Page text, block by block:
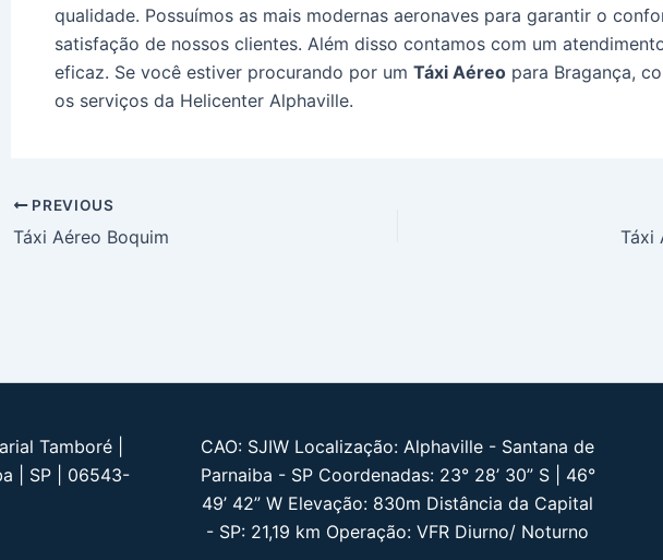
qualidade. Possuímos as mais modernas aeronaves para garantir o
satisfação de nossos clientes. Além disso contamos com um
eficaz. Se você estiver procurando por um Táxi Aéreo para Bragança,
os serviços da Helicenter Alphaville.
Post
navigation
PREVIOUS
Táxi Aéreo Boquim Táxi
Tamboré |
| SP | 06543-
CAO: SJIW Localização: Alphaville - Santana de
Parnaiba - SP Coordenadas: 23° 28’ 30” S | 46°
49’ 42” W Elevação: 830m Distância da Capital
- SP: 21,19 km Operação: VFR Diurno/ Noturno